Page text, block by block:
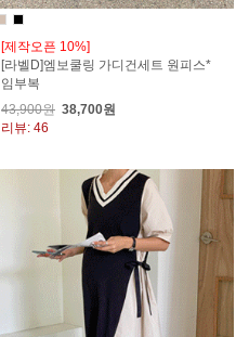
[제작오픈 10%]
[라벨D]엠보쿨링 가디건세트 원피스*
임부복
43,900원 38,700원
리뷰: 46